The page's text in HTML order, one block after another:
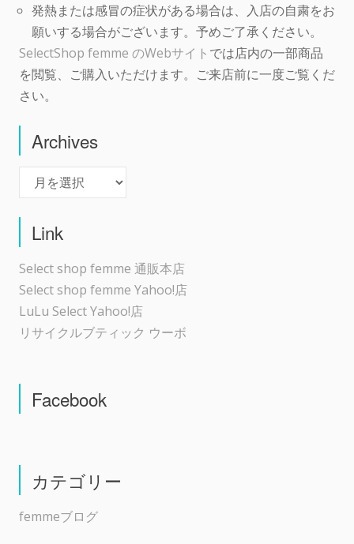
発熱または感冒の症状がある場合は、入店の自粛をお
願いする場合がございます。予めご了承ください。
SelectShop femme のWebサイト では店内の一部商品
を閲覧、ご購入いただけます。ご来店前に一度ご覧くだ
さい。
Archives
Link
Select shop femme 通販本店
Select shop femme Yahoo!店
LuLu Select Yahoo!店
リサイクルブティック ウーボ
Facebook
カテゴリー
femmeブログ